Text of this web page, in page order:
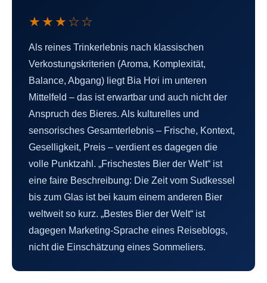
★★★☆☆
Als reines Trinkerlebnis nach klassischen
Verkostungskriterien (Aroma, Komplexität,
Balance, Abgang) liegt Bia Hơi im unteren
Mittelfeld – das ist erwartbar und auch nicht der
Anspruch des Bieres. Als kulturelles und
sensorisches Gesamterlebnis – Frische, Kontext,
Geselligkeit, Preis – verdient es dagegen die
volle Punktzahl. „Frischestes Bier der Welt“ ist
eine faire Beschreibung: Die Zeit vom Sudkessel
bis zum Glas ist bei kaum einem anderen Bier
weltweit so kurz. „Bestes Bier der Welt“ ist
dagegen Marketing-Sprache eines Reiseblogs,
nicht die Einschätzung eines Sommeliers.